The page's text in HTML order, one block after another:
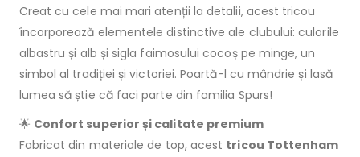
Creat cu cele mai mari atenții la detalii, acest tricou
încorporează elementele distinctive ale clubului: culorile
albastru și alb și sigla faimosului cocoș pe minge, un
simbol al tradiției și victoriei. Poartă-l cu mândrie și lasă
lumea să știe că faci parte din familia Spurs!
🌟 Confort superior și calitate premium
Fabricat din materiale de top, acest tricou Tottenham